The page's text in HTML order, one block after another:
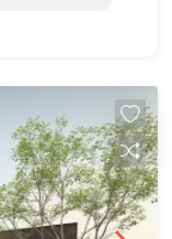
a
sua visita!!